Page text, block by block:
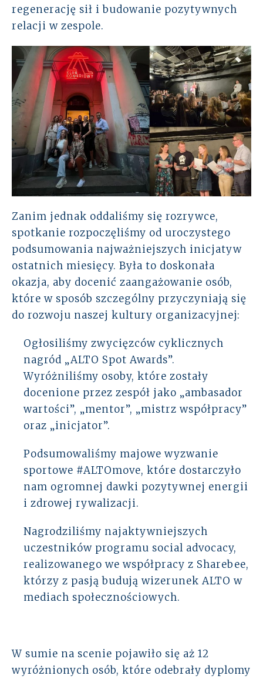
regenerację sił i budowanie pozytywnych
relacji w zespole.
Zanim jednak oddaliśmy się rozrywce,
spotkanie rozpoczęliśmy od uroczystego
podsumowania najważniejszych inicjatyw
ostatnich miesięcy. Była to doskonała
okazja, aby docenić zaangażowanie osób,
które w sposób szczególny przyczyniają się
do rozwoju naszej kultury organizacyjnej:
Ogłosiliśmy zwycięzców cyklicznych
nagród „ALTO Spot Awards”.
Wyróżniliśmy osoby, które zostały
docenione przez zespół jako „ambasador
wartości”, „mentor”, „mistrz współpracy”
oraz „inicjator”.
Podsumowaliśmy majowe wyzwanie
sportowe #ALTOmove, które dostarczyło
nam ogromnej dawki pozytywnej energii
i zdrowej rywalizacji.
Nagrodziliśmy najaktywniejszych
uczestników programu social advocacy,
realizowanego we współpracy z Sharebee,
którzy z pasją budują wizerunek ALTO w
mediach społecznościowych.
W sumie na scenie pojawiło się aż 12
wyróżnionych osób, które odebrały dyplomy